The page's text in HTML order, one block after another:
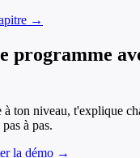
→
programme
à ton niveau, t'explique
à pas.
la démo →